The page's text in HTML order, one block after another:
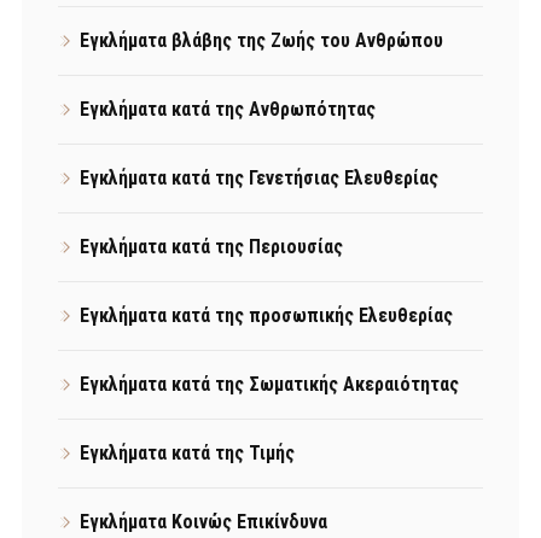
Εγκλήματα βλάβης της Ζωής του Ανθρώπου
Εγκλήματα κατά της Ανθρωπότητας
Εγκλήματα κατά της Γενετήσιας Ελευθερίας
Εγκλήματα κατά της Περιουσίας
Εγκλήματα κατά της προσωπικής Ελευθερίας
Εγκλήματα κατά της Σωματικής Ακεραιότητας
Εγκλήματα κατά της Τιμής
Εγκλήματα Κοινώς Επικίνδυνα